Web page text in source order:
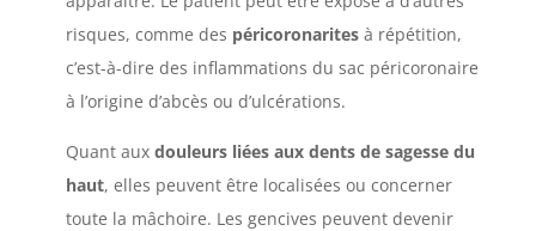
risques, comme des péricoronaritesà répétition,
c’est-à-dire des inflammations du sac péricoronaire
à l’origine d’abcès ou d’ulcérations.
Quant aux douleurs liées aux dents de sagesse du
haut, elles peuvent être localisées ou concerner
toute la mâchoire. Les gencives peuvent devenir